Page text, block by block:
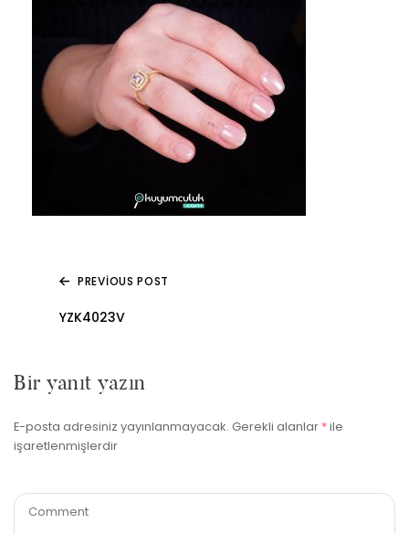
PREVIOUS POST
YZK4023V
Bir yanıt yazın
E-posta adresiniz yayınlanmayacak. Gerekli alanlar *ile
işaretlenmişlerdir